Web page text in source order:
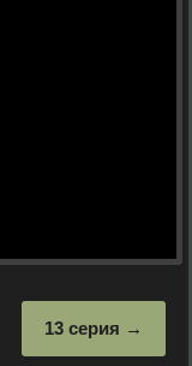
13 серия